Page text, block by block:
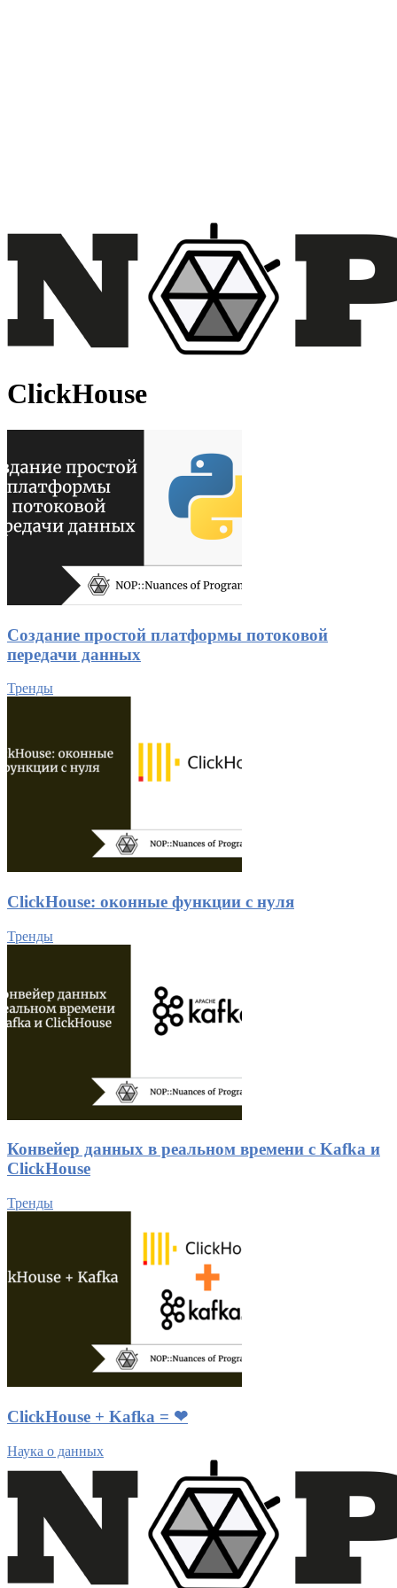
ClickHouse
Создание простой платформы потоковой
передачи данных
Тренды
ClickHouse: оконные функции с нуля
Тренды
Конвейер данных в реальном времени с Kafka и
ClickHouse
Тренды
ClickHouse + Kafka = ❤
Наука о данных